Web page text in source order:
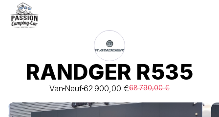
RANDGER R535
Van Neuf62 900,00 €68 790,00 €